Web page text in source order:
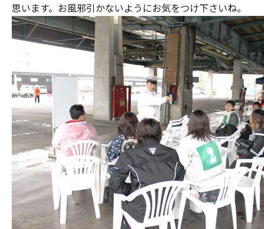
思います。お風邪引かないようにお気をつけ下さいね。